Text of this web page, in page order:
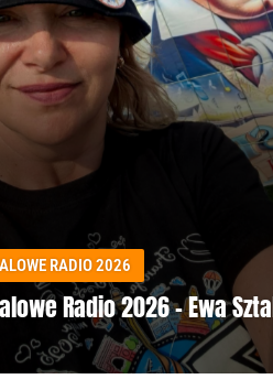
RADIO 2026
Radio 2026 – Ewa